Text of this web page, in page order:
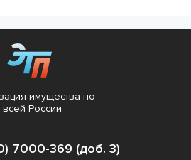
имущества по
всей России
7000-369 (доб. 3)